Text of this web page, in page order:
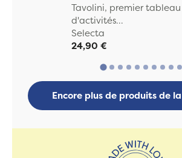
Tavolini, premier tableau
d'activités...
Selecta
24,90 €
Encore plus de produits de